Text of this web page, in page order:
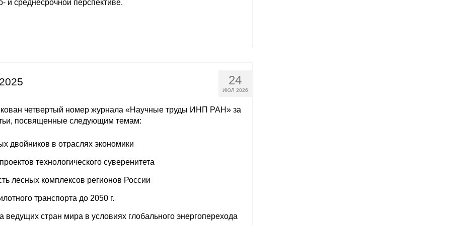
и среднесрочной перспективе.
24
ИЮЛ 2026
четвертый номер журнала «Научные труды ИНП РАН» за
посвященные следующим темам:
двойников в отраслях экономики
технологического суверенитета
лесных комплексов регионов России
транспорта до 2050 г.
ведущих стран мира в условиях глобального энергоперехода